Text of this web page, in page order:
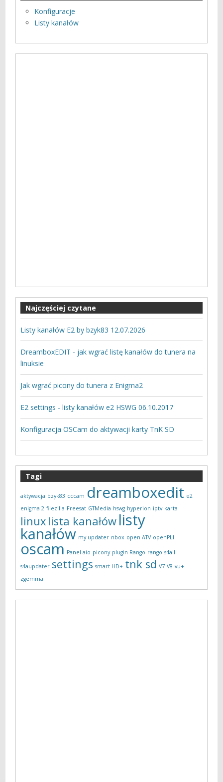
Konfiguracje
Listy kanałów
Najczęściej czytane
Listy kanałów E2 by bzyk83 12.07.2026
DreamboxEDIT - jak wgrać listę kanałów do tunera na
linuksie
Jak wgrać picony do tunera z Enigma2
E2 settings - listy kanałów e2 HSWG 06.10.2017
Konfiguracja OSCam do aktywacji karty TnK SD
Tagi
aktywacja bzyk83 cccam dreamboxedit e2
enigma 2 filezilla Freesat GTMedia hswg hyperion iptv karta
linux lista kanałów listy
kanałów my updater nbox open ATV openPLI
oscam Panel aio picony plugin Rango rango s4all
s4aupdater settings smart HD+ tnk sd V7 V8 vu+
zgemma